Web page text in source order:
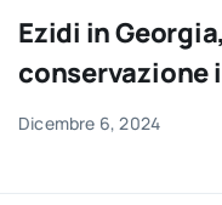
Ezidi in
Dicembre 6, 2024